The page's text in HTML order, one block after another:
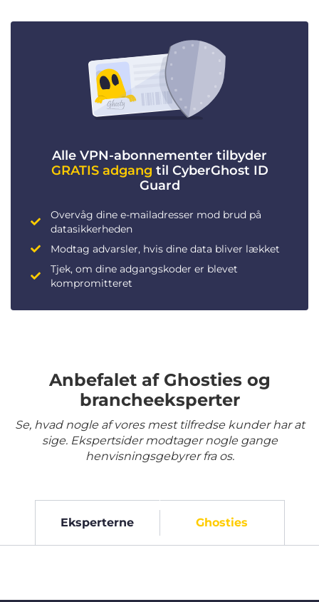
Alle VPN-abonnementer tilbyder
GRATIS adgang til CyberGhost ID
Guard
Overvåg dine e-mailadresser mod brud på
datasikkerheden
Modtag advarsler, hvis dine data bliver lækket
Tjek, om dine adgangskoder er blevet
kompromitteret
Anbefalet af Ghosties og
brancheeksperter
Se, hvad nogle af vores mest tilfredse kunder har at
sige. Ekspertsider modtager nogle gange
henvisningsgebyrer fra os.
Eksperterne Ghosties